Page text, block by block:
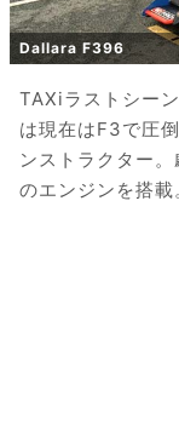
Dallara F396
TAXiラストシー
は現在はF3で圧
ンストラクター
のエンジンを搭載